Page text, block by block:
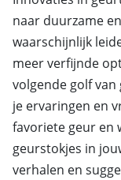
naar duurzame
waarschijnlijk
meer verfijnde
volgende golf
je ervaringen en
favoriete geur en
geurstokjes in
verhalen en